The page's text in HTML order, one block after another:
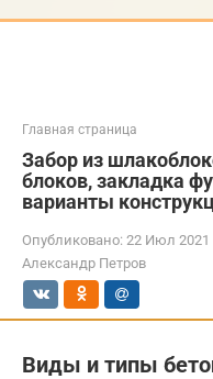
Главная страница
Забор из
блоков, закладка
варианты
Опубликовано: 22 Июл 2021
Александр Петров
Виды и типы